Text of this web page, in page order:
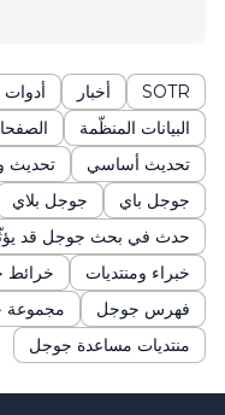
SOTR أخبار
البيانات المنظّمة
تحديث أساسي
تحديث
جوجل باي
جوجل بلاي
حدث في بحث جوجل قد يؤثّر
خبراء ومنتديات
خرائط
فهرس جوجل
منتديات مساعدة جوجل